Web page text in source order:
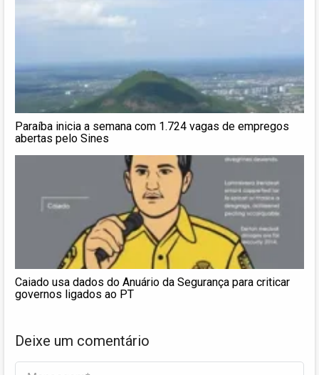
Paraíba inicia a semana com 1.724 vagas de empregos
abertas pelo Sines
Caiado usa dados do Anuário da Segurança para criticar
governos ligados ao PT
Deixe um comentário